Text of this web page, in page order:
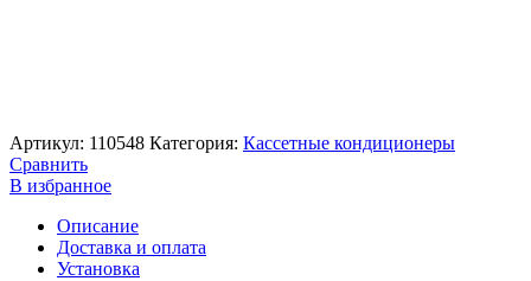
Артикул: 110548 Категория: Кассетные кондиционеры
Сравнить
В избранное
Описание
Доставка и оплата
Установка